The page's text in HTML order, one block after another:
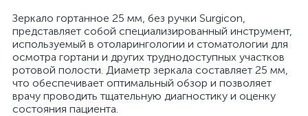
Зеркало гортанное 25 мм, без ручки Surgicon,
представляет собой специализированный инструмент,
используемый в отоларингологии и стоматологии для
осмотра гортани и других труднодоступных участков
ротовой полости. Диаметр зеркала составляет 25 мм,
что обеспечивает оптимальный обзор и позволяет
врачу проводить тщательную диагностику и оценку
состояния пациента.